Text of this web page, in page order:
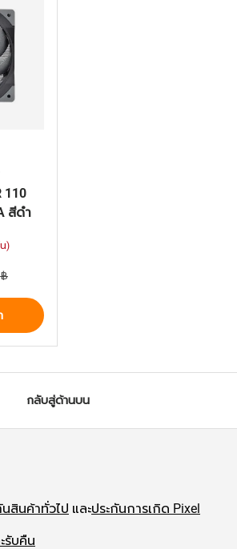
110
สีดำ
)
฿
กลับสู่ด้านบน
สินค้าทั่วไป และประกันการเกิด Pixel
รับคืน